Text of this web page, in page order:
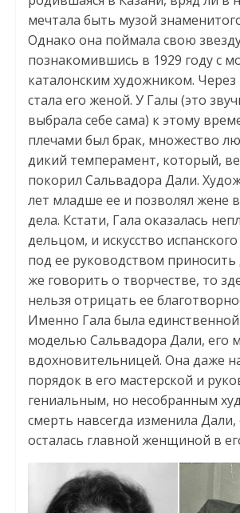
мечтала быть музой
Однако она поймала свою
познакомившись в 1929 году с
каталонским художником. Через
стала его женой. У Галы (это
выбрала себе сама) к этому
плечами был брак, множество
дикий темперамент, который,
покорил Сальвадора Дали.
лет младше ее и позволял жене
дела. Кстати, Гала оказалась
дельцом, и искусство испанского
под ее руководством приносить
же говорить о творчестве, то
нельзя отрицать ее
Именно Гала была
моделью Сальвадора Дали, его
вдохновительницей. Она даже
порядок в его мастерской и
гениальным, но несобранным
смерть навсегда изменила Дали,
осталась главной женщиной в